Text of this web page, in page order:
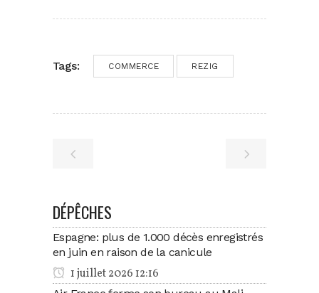
Tags: COMMERCE REZIG
DÉPÊCHES
Espagne: plus de 1.000 décès enregistrés
en juin en raison de la canicule
1 juillet 2026 12:16